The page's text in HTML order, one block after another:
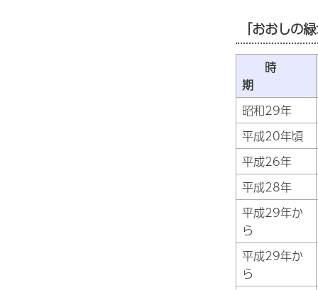
「おおしの
時
期
昭和29年
平成20年頃
平成26年
平成28年
平成29年か
ら
平成29年か
ら